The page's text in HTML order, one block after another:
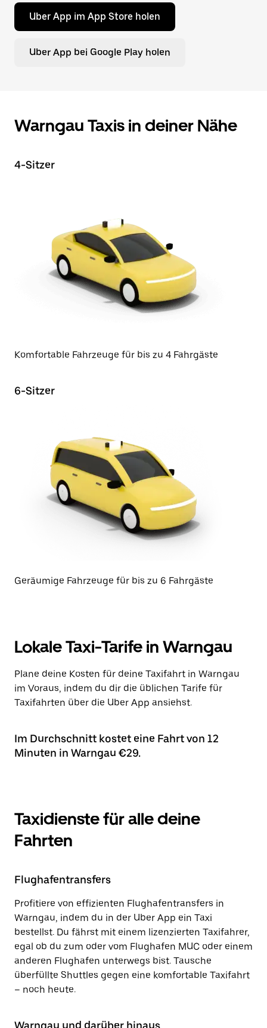
Uber App im App Store holen
Uber App bei Google Play holen
Warngau Taxis in deiner Nähe
4-Sitzer
Komfortable Fahrzeuge für bis zu 4 Fahrgäste
6-Sitzer
Geräumige Fahrzeuge für bis zu 6 Fahrgäste
Lokale Taxi-Tarife in Warngau
Plane deine Kosten für deine Taxifahrt in Warngau
im Voraus, indem du dir die üblichen Tarife für
Taxifahrten über die Uber App ansiehst.
Im Durchschnitt kostet eine Fahrt von 12
Minuten in Warngau €29.
Taxidienste für alle deine
Fahrten
Flughafentransfers
Profitiere von effizienten Flughafentransfers in
Warngau, indem du in der Uber App ein Taxi
bestellst. Du fährst mit einem lizenzierten Taxifahrer,
egal ob du zum oder vom Flughafen MUC oder einem
anderen Flughafen unterwegs bist. Tausche
überfüllte Shuttles gegen eine komfortable Taxifahrt
– noch heute.
Warngau und darüber hinaus